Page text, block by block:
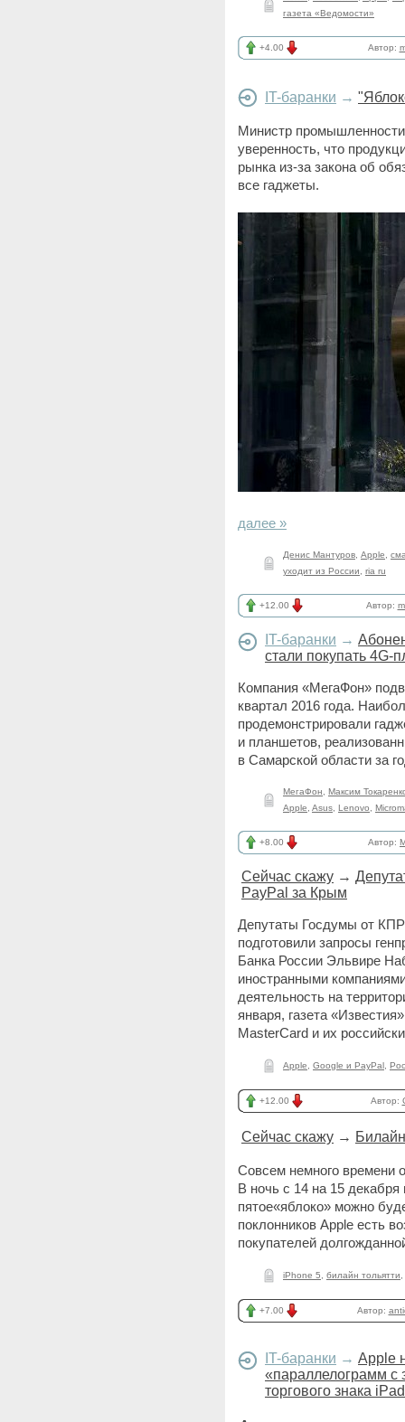
газета «Ведомости»
+4.00 Автор:
IT-баранки →
Министр
уверенность, что
рынка из-за закона об
все гаджеты.
далее »
Денис Мантуров Apple
уходит из России
ria ru
+12.00 Автор:
IT-баранки →
стали покупать
Компания «МегаФон»
квартал 2016 года.
продемонстрировали
и планшетов,
в Самарской области за
МегаФон
Максим
Apple Asus Lenovo
+8.00 Автор:
Сейчас скажу →
PayPal за Крым
Депутаты Госдумы от
подготовили запросы
Банка России Эльвире
иностранными
деятельность на
января, газета
MasterCard и их
Apple Google и PayPal
+12.00 Автор:
Сейчас скажу →
Совсем немного времени
В ночь с 14 на 15
пятое«яблоко» можно
поклонников Apple есть
покупателей
iPhone 5 билайн тольятти
+7.00 Автор:
IT-баранки → Apple
«параллелограмм с
торгового знака iPad